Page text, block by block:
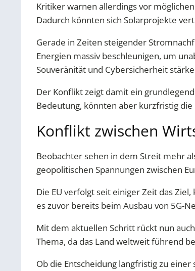
Kritiker warnen allerdings vor
Dadurch könnten sich Solarprojekte
Gerade in Zeiten steigender
Energien massiv beschleunigen, um
Souveränität und Cybersicherheit
Der Konflikt zeigt damit ein
Bedeutung, könnten aber kurzfristig
Konflikt zwischen
Beobachter sehen in dem Streit mehr
geopolitischen Spannungen zwischen
Die EU verfolgt seit einiger Zeit das
es zuvor bereits beim Ausbau von 5G-
Mit dem aktuellen Schritt rückt nun
Thema, da das Land weltweit führend
Ob die Entscheidung langfristig zu